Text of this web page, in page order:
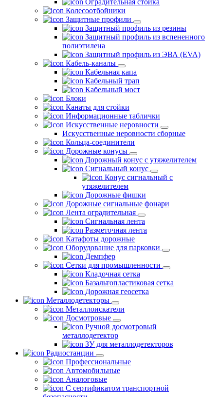
Оградительная стойка
Колесоотбойники
Защитные профили
Защитный профиль из резины
Защитный профиль из вспененного
полиэтилена
Защитный профиль из ЭВА (EVA)
Кабель-каналы
Кабельная капа
Кабельный трап
Кабельный мост
Блоки
Канаты для стойки
Информационные таблички
Искусственные неровности
Искусственные неровности сборные
Кольца-соединители
Дорожные конусы
Дорожный конус с утяжелителем
Сигнальный конус
Конус сигнальный с
утяжелителем
Дорожные фишки
Дорожные сигнальные фонари
Лента оградительная
Сигнальная лента
Разметочная лента
Катафоты дорожные
Оборудование для парковки
Демпфер
Сетки для промышленности
Кладочная сетка
Базальтопластиковая сетка
Дорожная геосетка
Металлодетекторы
Металлоискатели
Досмотровые
Ручной досмотровый
металлодетектор
ЗУ для металлодетекторов
Радиостанции
Профессиональные
Автомобильные
Аналоговые
С сертификатом транспортной